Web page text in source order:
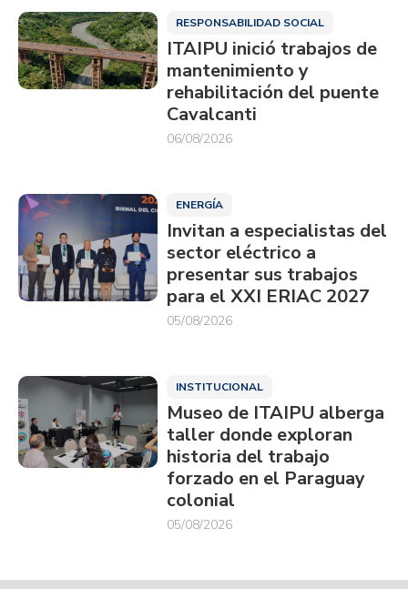
RESPONSABILIDAD SOCIAL
ITAIPU inició trabajos de
mantenimiento y
rehabilitación del puente
Cavalcanti
06/08/2026
ENERGÍA
Invitan a especialistas del
sector eléctrico a
presentar sus trabajos
para el XXI ERIAC 2027
05/08/2026
INSTITUCIONAL
Museo de ITAIPU alberga
taller donde exploran
historia del trabajo
forzado en el Paraguay
colonial
05/08/2026